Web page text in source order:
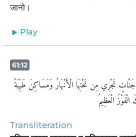
जानो।
Play
61:12
تَجْرِي مِن تَحْتِهَا الْأَنْهَارُ وَمَسَاكِنَ طَيِّبَةً
Transliteration